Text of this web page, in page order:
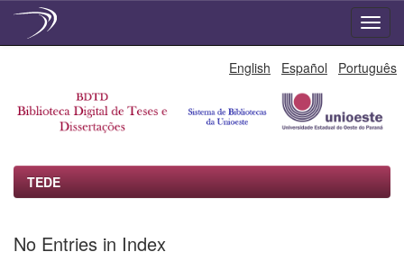
English Español Português
TEDE
No Entries in Index